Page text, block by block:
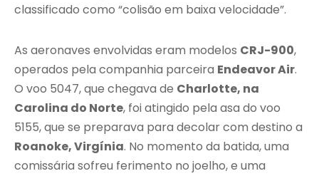
classificado como “colisão em baixa velocidade”.
As aeronaves envolvidas eram modelos CRJ-900,
operados pela companhia parceira Endeavor Air.
O voo 5047, que chegava de Charlotte, na
Carolina do Norte, foi atingido pela asa do voo
5155, que se preparava para decolar com destino a
Roanoke, Virgínia. No momento da batida, uma
comissária sofreu ferimento no joelho, e uma